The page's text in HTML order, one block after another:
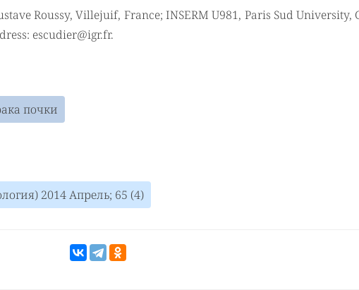
Roussy, Villejuif, France; INSERM U981, Paris Sud University,
escudier@igr.fr.
почки
2014 Апрель; 65 (4)